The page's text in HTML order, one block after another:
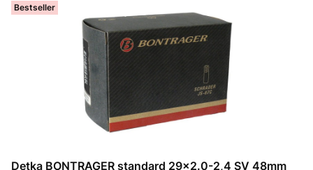
Bestseller
Dętka BONTRAGER standard 29x2.0-2,4 SV 48mm